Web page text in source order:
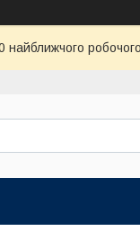
найближчого